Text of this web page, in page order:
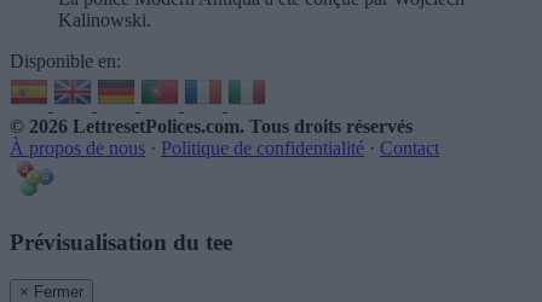
Kalinowski.
Disponible en:
© 2026 LettresetPolices.com. Tous droits réservés
À propos de nous · Politique de confidentialité · Contact
Prévisualisation du tee
× Fermer